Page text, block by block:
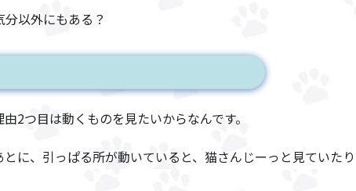
以外にもある？
2つ目は動くものを見たいからなんです。
に、引っぱる所が動いていると、猫さんじーっと見ていたり